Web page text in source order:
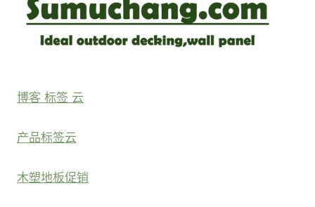
博客 标签 云
产品标签云
木塑地板促销